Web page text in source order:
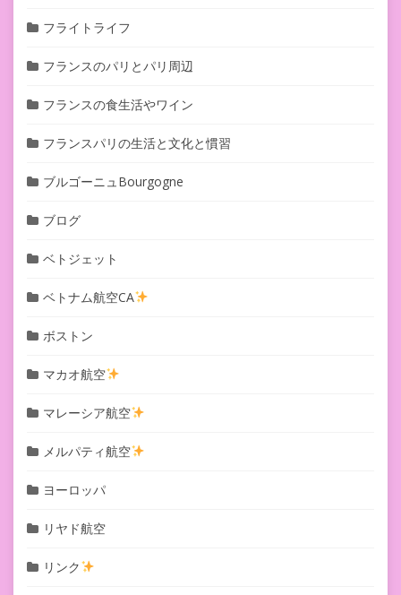
フライトライフ
フランスのパリとパリ周辺
フランスの食生活やワイン
フランスパリの生活と文化と慣習
ブルゴーニュBourgogne
ブログ
ベトジェット
ベトナム航空CA
ボストン
マカオ航空
マレーシア航空
メルパティ航空
ヨーロッパ
リヤド航空
リンク